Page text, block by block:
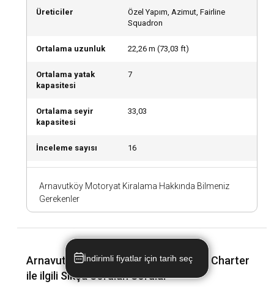
hakkında yerel bilgi alabilir, manzaranın keyfini tam
Arnavutköy lokasyonunda motoryat kiralamak için
Arnavutköy' de kaptansız motoryat kiralama için denizcilik
motoryat kiralama seçeneklerinde bu belgeye ihtiyaç
duymazsınız.
Arnavutköy lokasyonunda motoryat kiralama için
yanınıza neler almalısınız?
Motoryat kiralama için güneş kremi, başkapağı, havlu ve
kıyafet değişimi, işlemesi su geçirmeyen önemli eşyalarınızı
Arnavutköy Motoryat Kiralama Hakkında Bilmeniz
Gerekenler
Üreticiler
Özel Yapım, Azimut, Fairline
Squadron
Ortalama uzunluk 22,26 m (73,03 ft)
Ortalama yatak
kapasitesi
7
Ortalama seyir
kapasitesi
33,03
İnceleme sayısı 16
Arnavutköy Lokasyonunda Motoryat Charter
ile ilgili Sıkça Sorulan Sorular
İndirimli fiyatlar için tarih seç